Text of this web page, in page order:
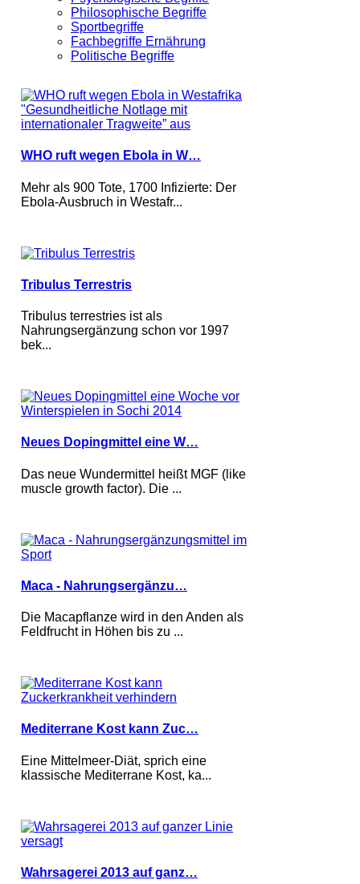
Philosophische Begriffe
Sportbegriffe
Fachbegriffe Ernährung
Politische Begriffe
WHO ruft wegen Ebola in W…
Mehr als 900 Tote, 1700 Infizierte: Der
Ebola-Ausbruch in Westafr...
Tribulus Terrestris
Tribulus terrestries ist als
Nahrungsergänzung schon vor 1997
bek...
Neues Dopingmittel eine W…
Das neue Wundermittel heißt MGF (like
muscle growth factor). Die ...
Maca - Nahrungsergänzu…
Die Macapflanze wird in den Anden als
Feldfrucht in Höhen bis zu ...
Mediterrane Kost kann Zuc…
Eine Mittelmeer-Diät, sprich eine
klassische Mediterrane Kost, ka...
Wahrsagerei 2013 auf ganz…